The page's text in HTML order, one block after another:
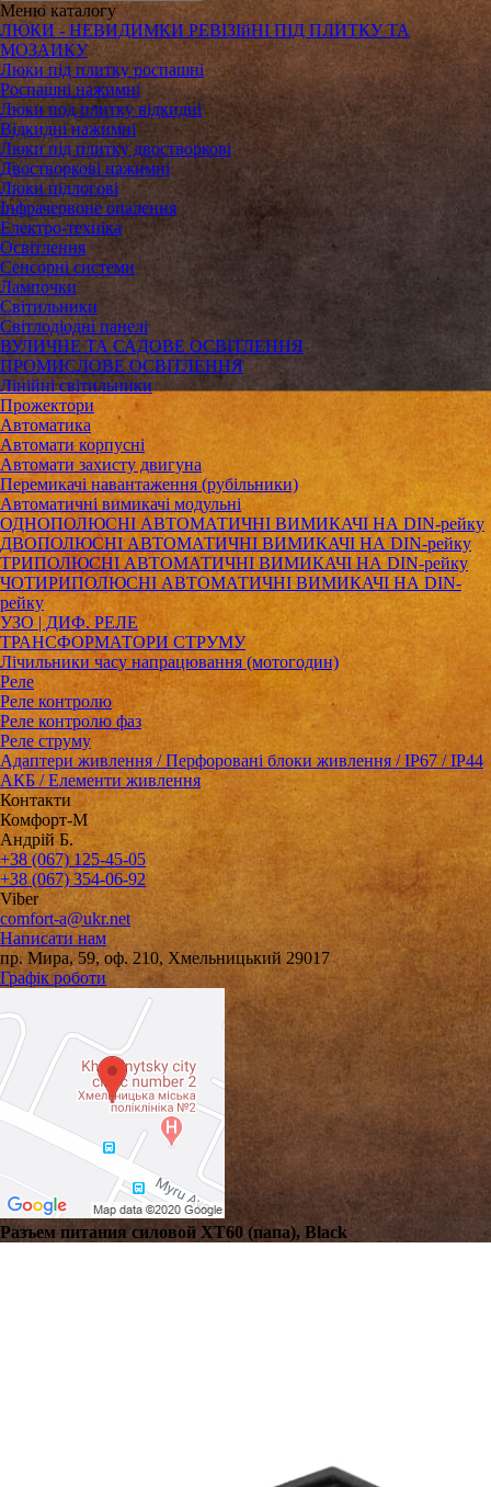
Меню каталогу
ЛЮКИ - НЕВИДИМКИ РЕВІЗІйНІ ПІД ПЛИТКУ ТА
МОЗАИКУ
Люки під плитку роспашні
Роспашні нажимні
Люки под плитку відкидні
Відкидні нажимні
Люки під плитку двостворкові
Двостворкові нажимні
Люки підлогові
Інфрачервоне опалення
Електро-техніка
Освітлення
Сенсорні системи
Лампочки
Світильники
Світлодіодні панелі
ВУЛИЧНЕ ТА САДОВЕ ОСВІТЛЕННЯ
ПРОМИСЛОВЕ ОСВІТЛЕННЯ
Лінійні світильники
Прожектори
Автоматика
Автомати корпусні
Автомати захисту двигуна
Перемикачі навантаження (рубільники)
Автоматичні вимикачі модульні
ОДНОПОЛЮСНІ АВТОМАТИЧНІ ВИМИКАЧІ НА DIN-рейку
ДВОПОЛЮСНІ АВТОМАТИЧНІ ВИМИКАЧІ НА DIN-рейку
ТРИПОЛЮСНІ АВТОМАТИЧНІ ВИМИКАЧІ НА DIN-рейку
ЧОТИРИПОЛЮСНІ АВТОМАТИЧНІ ВИМИКАЧІ НА DIN-
рейку
УЗО | ДИФ. РЕЛЕ
ТРАНСФОРМАТОРИ СТРУМУ
Лічильники часу напрацювання (мотогодин)
Реле
Реле контролю
Реле контролю фаз
Реле струму
Адаптери живлення / Перфоровані блоки живлення / IP67 / IP44
АКБ / Елементи живлення
Контакти
Комфорт-М
Андрій Б.
+38 (067) 125-45-05
+38 (067) 354-06-92
Viber
comfort-a@ukr.net
Написати нам
пр. Мира, 59, оф. 210, Хмельницький 29017
Графік роботи
Разъем питания силовой XT60 (папа), Black